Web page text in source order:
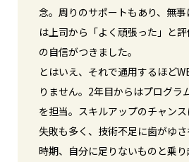
念。周りのサポートもあり、無
は上司から「よく頑張った」と
の自信がつきました。
とはいえ、それで通用するほど
りません。2年目からはプログラ
を担当。スキルアップのチャンス
失敗も多く、技術不足に歯がゆ
時期、自分に足りないものと乗